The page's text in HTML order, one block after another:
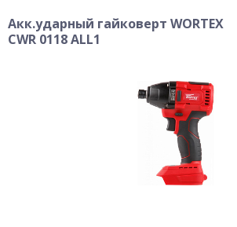
Акк.ударный гайковерт WORTEX
СWR 0118 ALL1